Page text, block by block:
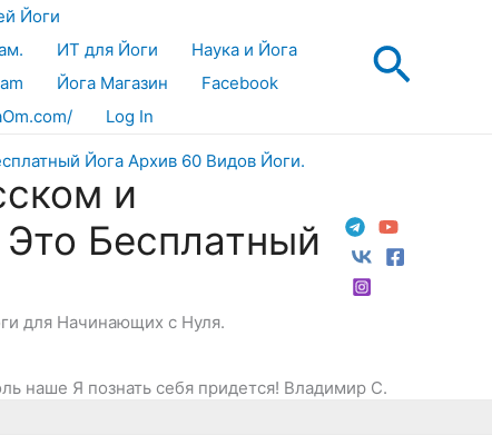
Йоги
ИТ для Йоги
Наука и Йога
Йога Магазин
Facebook
Log In
и
Бесплатный
для Начинающих с Нуля.
наше Я познать себя придется! Владимир С.